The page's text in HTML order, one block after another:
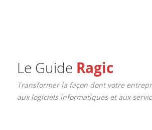
Le Guide Ragic
Transformer la façon dont votre
aux logiciels informatiques et aux